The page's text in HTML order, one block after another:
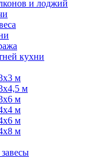
и лоджий
кухни
м
м
м
м
м
м